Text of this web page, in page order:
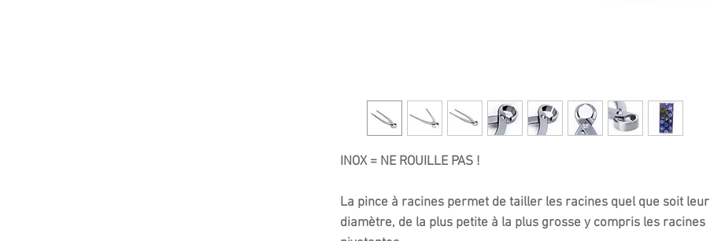
INOX = NE ROUILLE PAS !
La pince à racines permet de tailler les racines quel que soit leur
diamètre, de la plus petite à la plus grosse y compris les racines